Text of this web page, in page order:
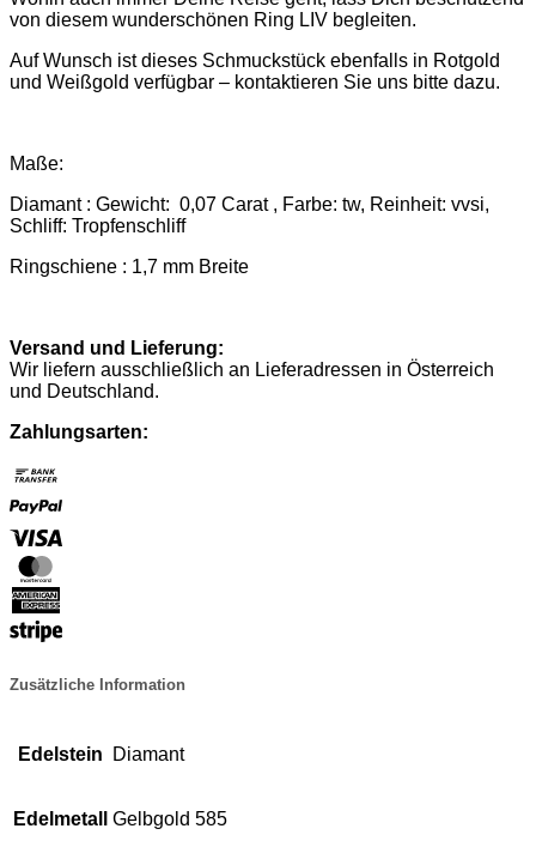
von diesem wunderschönen Ring LIV begleiten.
Auf Wunsch ist dieses Schmuckstück ebenfalls in Rotgold
und Weißgold verfügbar – kontaktieren Sie uns bitte dazu.
Maße:
Diamant : Gewicht: 0,07 Carat , Farbe: tw, Reinheit: vvsi,
Schliff: Tropfenschliff
Ringschiene : 1,7 mm Breite
Versand und Lieferung:
Wir liefern ausschließlich an Lieferadressen in Österreich
und Deutschland.
Zahlungsarten:
PayPal
Stripe
Zusätzliche Information
Edelstein Diamant
Edelmetall Gelbgold 585